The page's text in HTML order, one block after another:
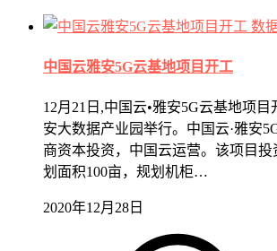
数
中国云雅安5G云基地项目开工
12月21日,中国云•雅安5G云基地项
安大数据产业园举行。中国云·雅安
商资本投资，中国云运营。该项目投
划面积100亩，规划机柜…
2020年12月28日